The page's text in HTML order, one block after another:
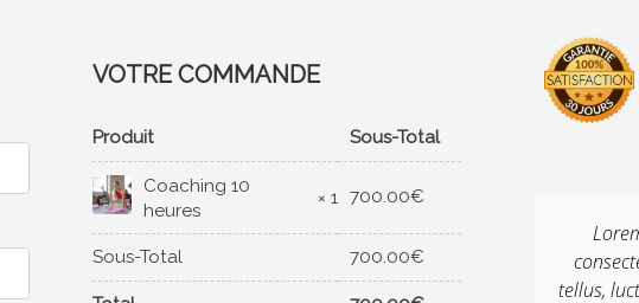
VOTRE COMMANDE
Produit Sous-Total
Coaching 10
heures
× 1 700.00€
Sous-Total 700.00€
Lorem ipsum dolor sit amet,
consectetur adipiscing elit. Ut elit
tellus, luctus nec ullamcorper mattis,
tellus,